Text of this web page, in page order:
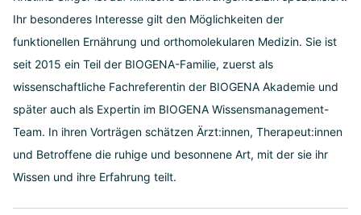
Ihr besonderes Interesse gilt den Möglichkeiten der
funktionellen Ernährung und orthomolekularen Medizin. Sie ist
seit 2015 ein Teil der BIOGENA-Familie, zuerst als
wissenschaftliche Fachreferentin der BIOGENA Akademie und
später auch als Expertin im BIOGENA Wissensmanagement-
Team. In ihren Vorträgen schätzen Ärzt:innen, Therapeut:innen
und Betroffene die ruhige und besonnene Art, mit der sie ihr
Wissen und ihre Erfahrung teilt.